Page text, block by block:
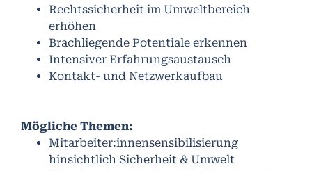
Rechtssicherheit im Umweltbereich
erhöhen
Brachliegende Potentiale erkennen
Intensiver Erfahrungsaustausch
Kontakt- und Netzwerkaufbau
Mögliche Themen:
Mitarbeiter:innensensibilisierung
hinsichtlich Sicherheit & Umwelt